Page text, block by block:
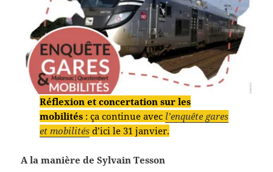
Réflexion et concertation sur les
mobilités: ça continue avec l’enquête gares
et mobilitésd’ici le 31 janvier.
A la manière de Sylvain Tesson